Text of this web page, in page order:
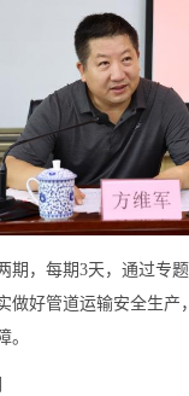
期，每期3天，通过专
做好管道运输安全生产
。